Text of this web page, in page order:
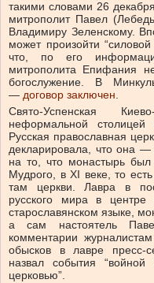
такими словами 26
митрополит Павел
Владимиру Зеленскому.
может произойти
что, по его
митрополита Епифания
богослужение. В
— договор заключен.
Свято-Успенская
неформальной столицей
Русская православная
декларировала, что она
на то, что монастырь
Мудрого, в XI веке, то
там церкви. Лавра в
русского мира в
старославянском языке,
а сам настоятель
комментарии
обысков в лавре пресс-
назвал события
церковью”.